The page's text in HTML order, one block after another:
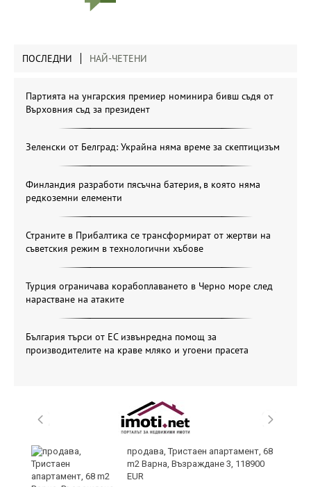
ПОСЛЕДНИ НАЙ-ЧЕТЕНИ
Партията на унгарския премиер номинира бивш съдя от
Върховния съд за президент
Зеленски от Белград: Украйна няма време за скептицизъм
Финландия разработи пясъчна батерия, в която няма
редкоземни елементи
Страните в Прибалтика се трансформират от жертви на
съветския режим в технологични хъбове
Турция ограничава корабоплаването в Черно море след
нарастване на атаките
България търси от ЕС извънредна помощ за
производителите на краве мляко и угоени прасета
продава, Тристаен апартамент, 68
m2 Варна, Възраждане 3, 118900
EUR